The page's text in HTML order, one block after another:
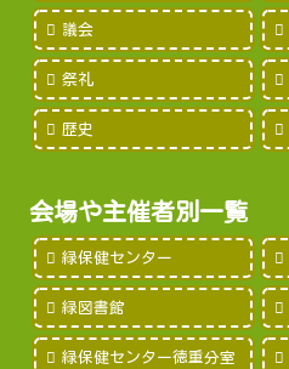
議会
祭礼
歴史
会場や主催者別一覧
緑保健センター
緑図書館
緑保健センター徳重分室